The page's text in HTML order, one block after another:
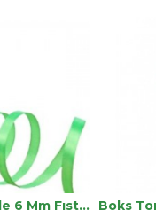
Saten Kurdele 6 Mm Fıstık Yeşili 5 Metre